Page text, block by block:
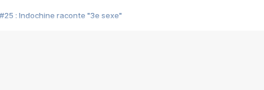
#25 : Indochine raconte "3e sexe"